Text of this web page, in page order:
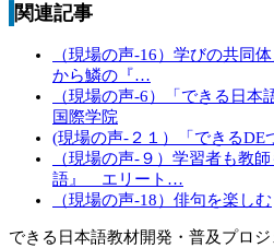
関連記事
（現場の声-16）学びの共同
から鱗の『…
（現場の声-6）「できる日
国際学院
(現場の声‐２１）「できる
（現場の声-９）学習者も教
語』 エリート…
（現場の声-18）俳句を楽しむ
できる日本語教材開発・普及プロジ